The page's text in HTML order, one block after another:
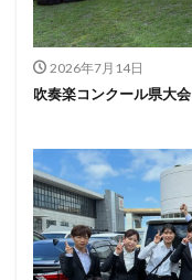
2026年7月14日
吹奏楽コンクール県大会